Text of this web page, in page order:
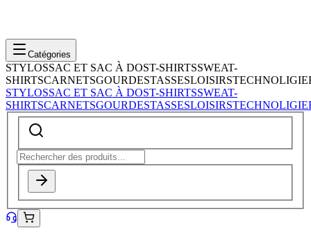
Catégories
STYLOSSAC ET SAC À DOST-SHIRTSSWEAT-
SHIRTSCARNETSGOURDESTASSESLOISIRSTECHNOLIGIE
STYLOSSAC ET SAC À DOST-SHIRTSSWEAT-
SHIRTSCARNETSGOURDESTASSESLOISIRSTECHNOLIGIE